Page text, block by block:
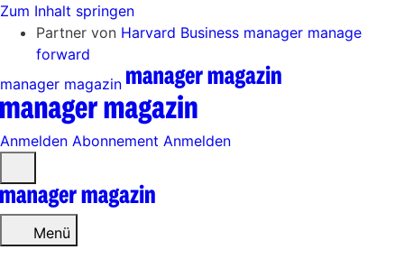
Zum Inhalt springen
Partner von Harvard Business manager manage
forward
manager magazin
Anmelden Abonnement Anmelden
öffnen
Menü